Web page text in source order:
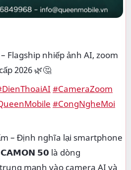
nhiếp ảnh AI, zoom
2026 🌿🤔
#CameraZoom
#CongNgheMoi
– Định nghĩa lại smartphone
𝟱𝟬 là dòng
mạnh vào camera AI và